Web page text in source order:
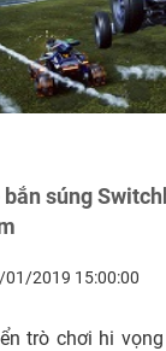
bắn súng
01/2019 15:00:00
trò chơi hi